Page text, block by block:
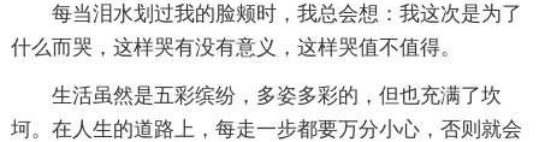
每当泪水划过我的脸颊时，我总会想：我这次是为了
什么而哭，这样哭有没有意义，这样哭值不值得。
生活虽然是五彩缤纷，多姿多彩的，但也充满了坎
坷。在人生的道路上，每走一步都要万分小心，否则就会